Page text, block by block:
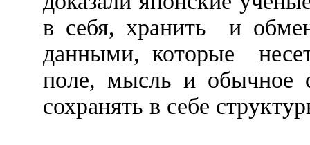
в себя, хранить
и
данными, которые
поле, мысль и обычное
сохранять в себе